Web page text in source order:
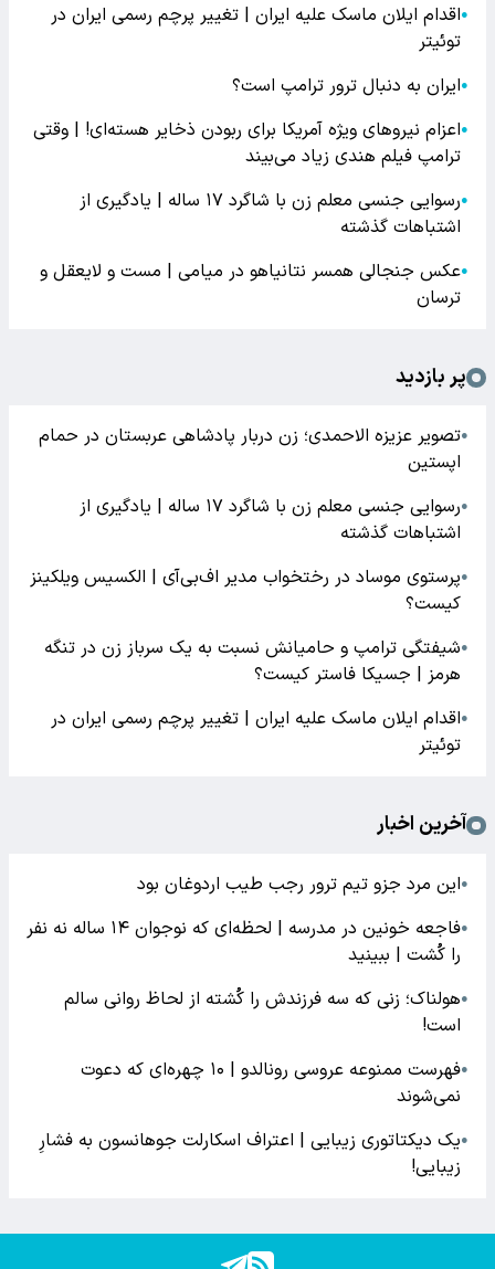
●اقدام ایلان ماسک علیه ایران | تغییر پرچم رسمی ایران در
توئیتر
●ایران به دنبال ترور ترامپ است؟
●اعزام نیروهای ویژه آمریکا برای ربودن ذخایر هسته‌ای! | وقتی
ترامپ فیلم هندی زیاد می‌بیند
●
رسوایی جنسی معلم زن با شاگرد ۱۷ ساله | یادگیری از
اشتباهات گذشته
●عکس جنجالی همسر نتانیاهو در میامی | مست و لایعقل و
ترسان
پر بازدید
●تصویر عزیزه الاحمدی؛ زن دربار پادشاهی عربستان در حمام
اپستین
●
رسوایی جنسی معلم زن با شاگرد ۱۷ ساله | یادگیری از
اشتباهات گذشته
●پرستوی موساد در رختخواب مدیر اف‌بی‌آی | الکسیس ویلکینز
کیست؟
●شیفتگی ترامپ و حامیانش نسبت به یک سرباز زن در تنگه
هرمز | جسیکا فاستر کیست؟
●اقدام ایلان ماسک علیه ایران | تغییر پرچم رسمی ایران در
توئیتر
آخرین اخبار
●این مرد جزو تیم ترور رجب طیب اردوغان بود
●
فاجعه خونین در مدرسه | لحظه‌ای که نوجوان ۱۴ ساله نه نفر
را کُشت | ببینید
●هولناک؛ زنی که سه فرزندش را کُشته از لحاظ روانی سالم
است!
●
فهرست ممنوعه عروسی رونالدو | ۱۰ چهره‌ای که دعوت
نمی‌شوند
●یک دیکتاتوری زیبایی | اعتراف اسکارلت جوهانسون به فشارِ
زیبایی!